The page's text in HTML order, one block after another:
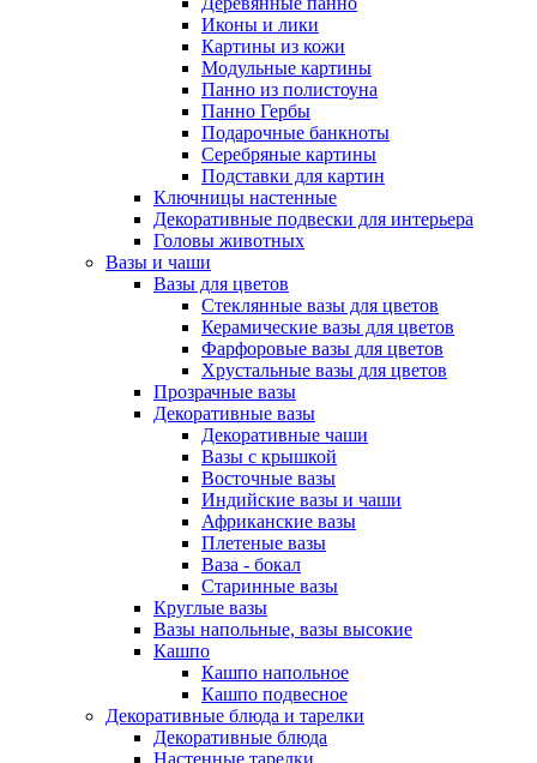
Иконы и лики
Картины из кожи
Модульные картины
Панно из полистоуна
Панно Гербы
Подарочные банкноты
Серебряные картины
Подставки для картин
Ключницы настенные
Декоративные подвески для интерьера
Головы животных
Вазы и чаши
Вазы для цветов
Стеклянные вазы для цветов
Керамические вазы для цветов
Фарфоровые вазы для цветов
Хрустальные вазы для цветов
Прозрачные вазы
Декоративные вазы
Декоративные чаши
Вазы с крышкой
Восточные вазы
Индийские вазы и чаши
Африканские вазы
Плетеные вазы
Ваза - бокал
Старинные вазы
Круглые вазы
Вазы напольные, вазы высокие
Кашпо
Кашпо напольное
Кашпо подвесное
Декоративные блюда и тарелки
Декоративные блюда
Настенные тарелки